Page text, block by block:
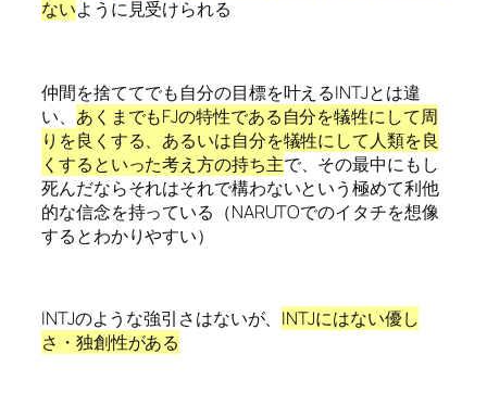
ないように見受けられる
仲間を捨ててでも自分の目標を叶えるINTJとは違
い、 あくまでもFJの特性である自分を犠牲にして周
りを良くする、あるいは自分を犠牲にして人類を良
くするといった考え方の持ち主で、その最中にもし
死んだならそれはそれで構わないという極めて利他
的な信念を持っている（NARUTOでのイタチを想像
するとわかりやすい）
INTJのような強引さはないが、 INTJにはない優し
さ・独創性がある